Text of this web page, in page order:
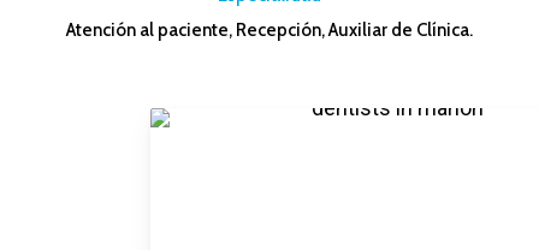
Atención al paciente, Recepción, Auxiliar de Clínica.